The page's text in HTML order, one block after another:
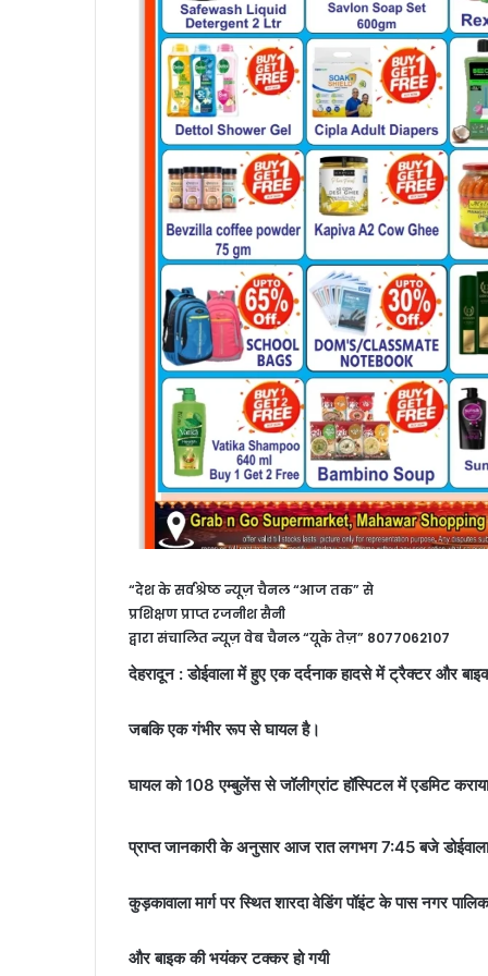
“देश के सर्वश्रेष्ठ न्यूज़ चैनल “आज तक” से
प्रशिक्षण प्राप्त रजनीश सैनी
द्वारा संचालित न्यूज़ वेब चैनल “यूके तेज़” 8077062107
देहरादून : डोईवाला में हुए एक दर्दनाक हादसे में ट्रैक्टर और
जबकि एक गंभीर रूप से घायल है।
घायल को 108 एम्बुलेंस से जॉलीग्रांट हॉस्पिटल में एडमिट
प्राप्त जानकारी के अनुसार आज रात लगभग 7:45 बजे
कुड़कावाला मार्ग पर स्थित शारदा वेडिंग पॉइंट के पास नगर
और बाइक की भयंकर टक्कर हो गयी